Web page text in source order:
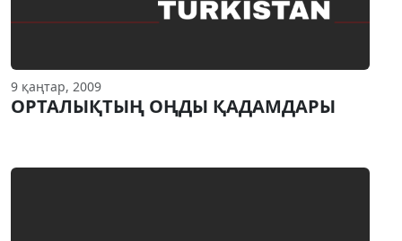
9 қаңтар, 2009
ОРТАЛЫҚТЫҢ ОҢДЫ ҚАДАМДАРЫ